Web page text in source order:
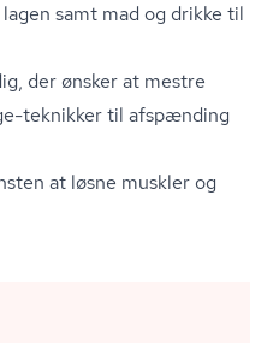
samt mad og drikke til
der ønsker at mestre
teknikker til afspænding
at løsne muskler og